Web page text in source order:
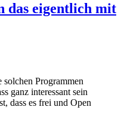
das eigentlich mit
Programmen
ganz interessant sein
dass es frei und Open